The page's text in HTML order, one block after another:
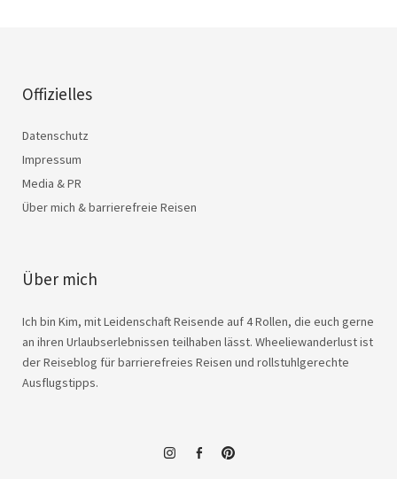
Offizielles
Datenschutz
Impressum
Media & PR
Über mich & barrierefreie Reisen
Über mich
Ich bin Kim, mit Leidenschaft Reisende auf 4 Rollen, die euch gerne
an ihren Urlaubserlebnissen teilhaben lässt. Wheeliewanderlust ist
der Reiseblog für barrierefreies Reisen und rollstuhlgerechte
Ausflugstipps.